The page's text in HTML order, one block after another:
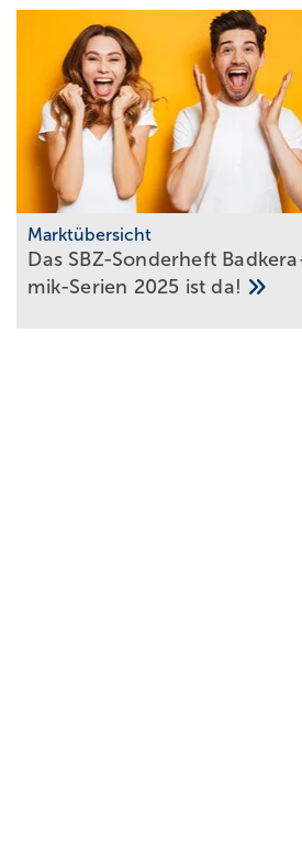
Marktübersicht
Das SBZ-Sonder­heft
mik-Serien 2025 istda!